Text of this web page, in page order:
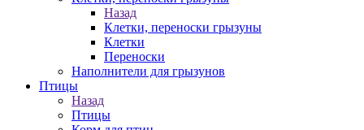
Назад
Клетки, переноски грызуны
Клетки
Переноски
Наполнители для грызунов
Птицы
Назад
Птицы